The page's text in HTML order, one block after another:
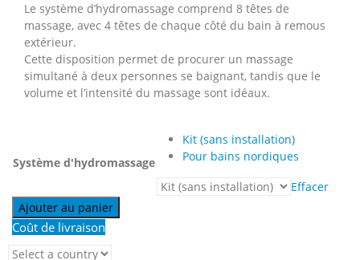
Le système d’hydromassage comprend 8 têtes de
massage, avec 4 têtes de chaque côté du bain à remous
extérieur.
Cette disposition permet de procurer un massage
simultané à deux personnes se baignant, tandis que le
volume et l’intensité du massage sont idéaux.
Système d'hydromassage
Kit (sans installation)
Pour bains nordiques
Effacer
Ajouter au panier
Coût de livraison